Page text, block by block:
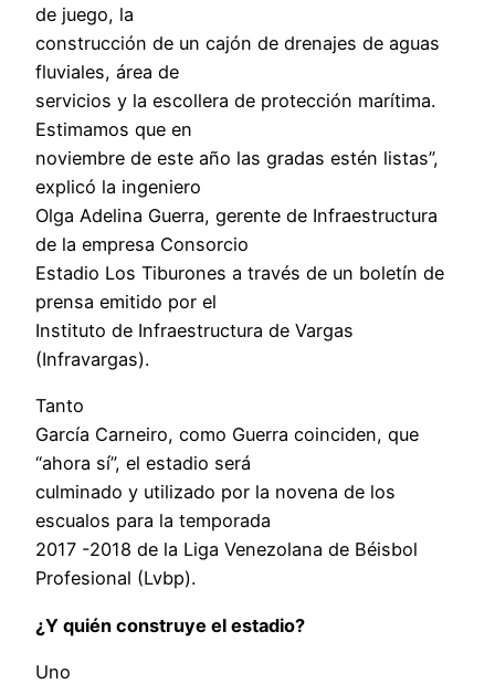
de juego, la
construcción de un cajón de drenajes de aguas
fluviales, área de
servicios y la escollera de protección marítima.
Estimamos que en
noviembre de este año las gradas estén listas”,
explicó la ingeniero
Olga Adelina Guerra, gerente de Infraestructura
de la empresa Consorcio
Estadio Los Tiburones a través de un boletín de
prensa emitido por el
Instituto de Infraestructura de Vargas
(Infravargas).
Tanto
García Carneiro, como Guerra coinciden, que
“ahora sí”, el estadio será
culminado y utilizado por la novena de los
escualos para la temporada
2017 -2018 de la Liga Venezolana de Béisbol
Profesional (Lvbp).
¿Y quién construye el estadio?
Uno